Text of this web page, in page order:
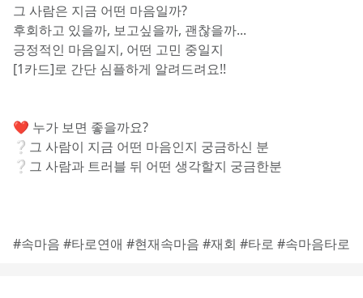
그 사람은 지금 어떤 마음일까?
후회하고 있을까, 보고싶을까, 괜찮을까...
긍정적인 마음일지, 어떤 고민 중일지
[1카드]로 간단 심플하게 알려드려요!!
❤️ 누가 보면 좋을까요?
❔그 사람이 지금 어떤 마음인지 궁금하신 분
❔그 사람과 트러블 뒤 어떤 생각할지 궁금한분
#속마음 #타로연애 #현재속마음 #재회 #타로 #속마음타로